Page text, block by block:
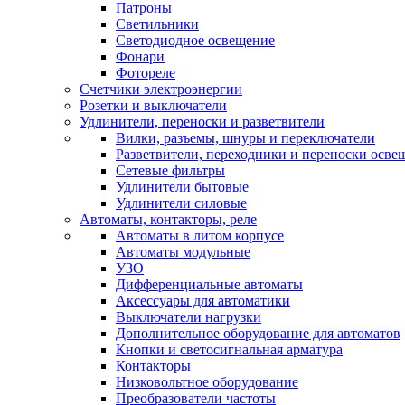
Патроны
Светильники
Светодиодное освещение
Фонари
Фотореле
Счетчики электроэнергии
Розетки и выключатели
Удлинители, переноски и разветвители
Вилки, разъемы, шнуры и переключатели
Разветвители, переходники и переноски
Сетевые фильтры
Удлинители бытовые
Удлинители силовые
Автоматы, контакторы, реле
Автоматы в литом корпусе
Автоматы модульные
УЗО
Дифференциальные автоматы
Аксессуары для автоматики
Выключатели нагрузки
Дополнительное оборудование для автоматов
Кнопки и светосигнальная арматура
Контакторы
Низковольтное оборудование
Преобразователи частоты